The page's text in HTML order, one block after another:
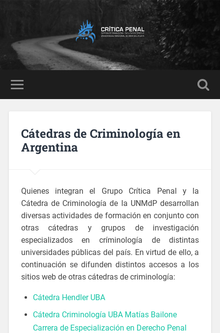
Cátedras de Criminología en
Argentina
Quienes integran el Grupo Crítica Penal y la
Cátedra de Criminología de la UNMdP desarrollan
diversas actividades de formación en conjunto con
otras cátedras y grupos de investigación
especializados en críminología de distintas
universidades públicas del país. En virtud de ello, a
continuación se difunden distintos accesos a los
sitios web de otras cátedras de criminología:
Cátedra Hendler UBA
Cátedra Criminología UBA Matías Bailone
Carrera de Especialización en Derecho Penal